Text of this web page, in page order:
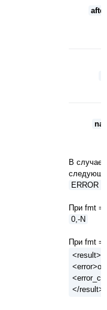
В случае
ERROR
При fmt =
0,-N
При fmt =
<result>
</result>